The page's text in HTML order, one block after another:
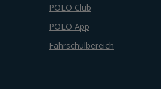
POLO Club
POLO App
Fahrschulbereich